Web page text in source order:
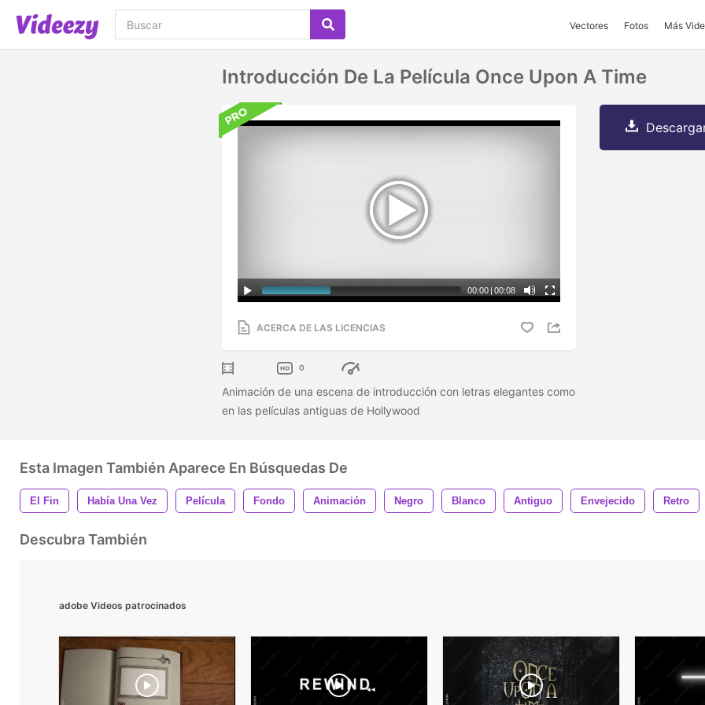
Vectores Fotos Más
Introducción De La Película Once Upon A Time
00:00 | 00:08
ACERCA DE LAS LICENCIAS
0
Animación de una escena de introducción con letras elegantes como
en las películas antiguas de Hollywood
Esta Imagen También Aparece En Búsquedas De
El Fin Había Una Vez Película Fondo Animación Negro Blanco Antiguo Envejecido Retro
Descubra También
adobe Videos patrocinados